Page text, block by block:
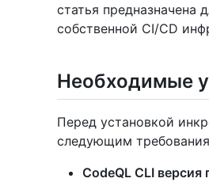
статья предназначена
собственной CI/CD
Необходимые
Перед установкой
следующим
CodeQL CLI версия